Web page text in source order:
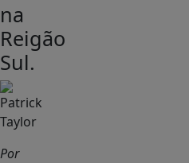
na
Reigão
Sul.
Por